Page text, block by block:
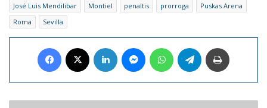
José Luis Mendilibar
Montiel penaltis prorroga
Puskas Arena
Roma
Sevilla
Facebook LinkedIn MessengerWhatsAppTelegram